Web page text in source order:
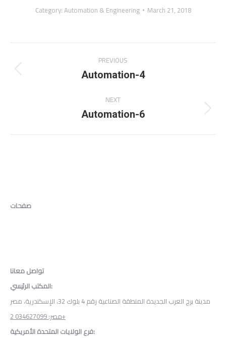
Category:Automation & Engineering March 21, 2018
navigation
PREVIOUS
Previous
Automation-4
NEXT
Next
Automation-6
صفحات
تواصل معانا
المكتب الرئيسي:
مدينة برج العرب الجديدة المنطقة الصناعية رقم 4 بلوك 32، الإسكندرية، مصر
مصر: 034627099 2+
فرع الولايات المتحدة الأمريكية: